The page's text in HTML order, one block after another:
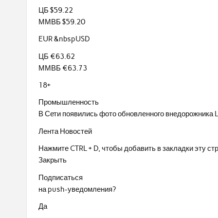
ЦБ $59.22
ММВБ $59.20
EUR &nbspUSD
ЦБ €63.62
ММВБ €63.73
18+
Промышленность
В Сети появились фото обновленного внедорожника
Лента Новостей
Нажмите CTRL + D, чтобы добавить в закладки эту
Закрыть
Подписаться
на push-уведомления?
Да